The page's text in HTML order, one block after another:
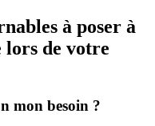
à poser à
lors de votre
mon besoin ?